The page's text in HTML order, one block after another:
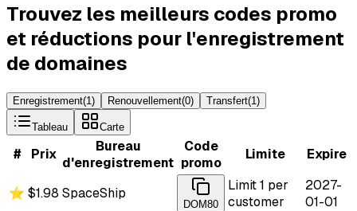
Trouvez les meilleurs codes promo
et réductions pour l'enregistrement
de domaines
Enregistrement(1) Renouvellement(0) Transfert(1)
Tableau Carte
# Prix
Bureau
d'enregistrement
Code
promo
Limite Expire
⭐ $1.98 SpaceShip
DOM80
Limit 1 per
customer
2027-
01-01